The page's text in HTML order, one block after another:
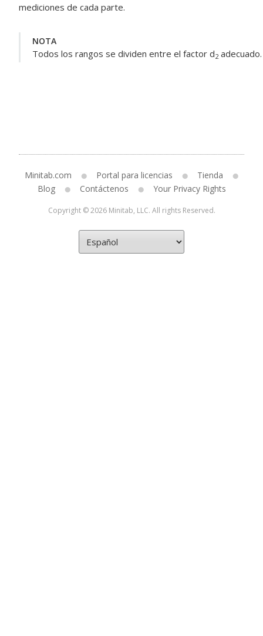
mediciones de cada parte.
NOTA
Todos los rangos se dividen entre el factor d2 adecuado.
Minitab.com Portal para licencias
Tienda
Blog
Contáctenos Your Privacy Rights
Copyright © 2026 Minitab, LLC. All rights Reserved.